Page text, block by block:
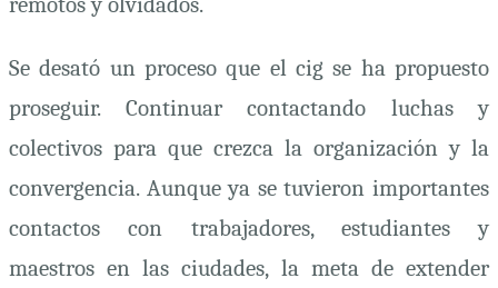
Se desató un proceso que el cig se ha propuesto
proseguir. Continuar contactando luchas y
colectivos para que crezca la organización y la
convergencia. Aunque ya se tuvieron importantes
contactos con trabajadores, estudiantes y
maestros en las ciudades, la meta de extender